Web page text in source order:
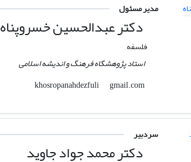
مدیر مسئول
دکتر عبدالحسین خسروپناه
فلسفه
استاد پژوهشگاه فرهنگ و اندیشه اسلامی
khosropanahdezfuli
gmail.com
سردبیر
دکتر محمد جواد جاوید